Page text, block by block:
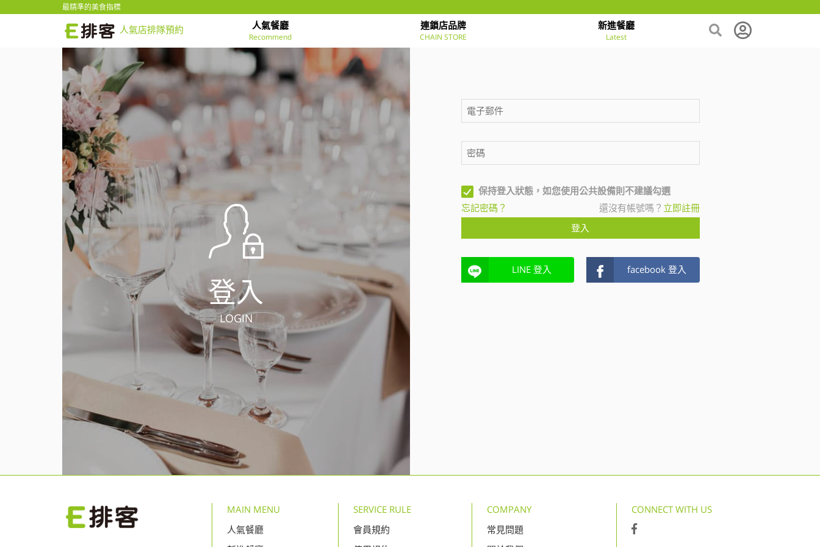
最精準的美食指標
人氣店排隊預約 人氣餐廳
Recommend
連鎖店品牌
CHAIN STORE
新進餐廳
Latest
登入
LOGIN
保持登入狀態，如您使用公共設備則不建議勾選
忘記密碼？
還沒有帳號嗎？ 立即註冊
登入
LINE 登入 facebook 登入
MAIN MENU
人氣餐廳
SERVICE RULE
會員規約
COMPANY
常見問題
CONNECT WITH US